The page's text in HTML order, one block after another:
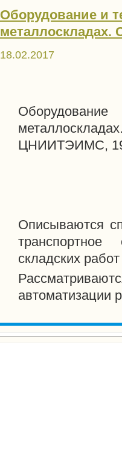
Оборудование и
металлоскладах.
18.02.2017
ЦНИИТЭИМС,
Описываются
складских
автоматизации